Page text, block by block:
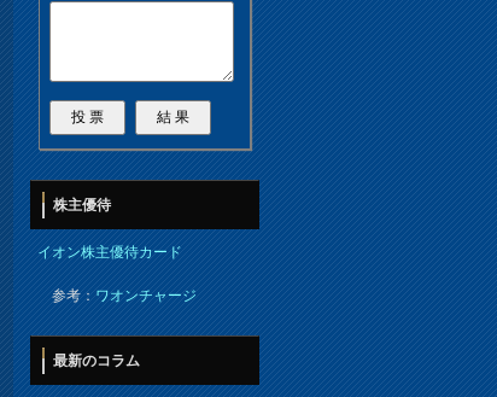
株主優待
イオン株主優待カード
参考：ワオンチャージ
最新のコラム